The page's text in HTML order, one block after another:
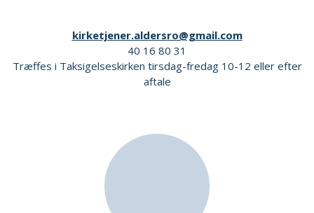
kirketjener.aldersro@gmail.com
40 16 80 31
Træffes i Taksigelseskirken tirsdag-fredag 10-12 eller efter
aftale